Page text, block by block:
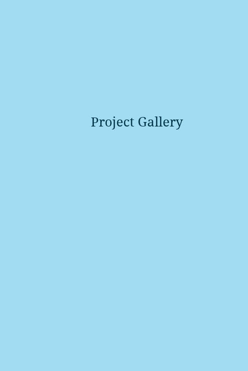
Project Gallery